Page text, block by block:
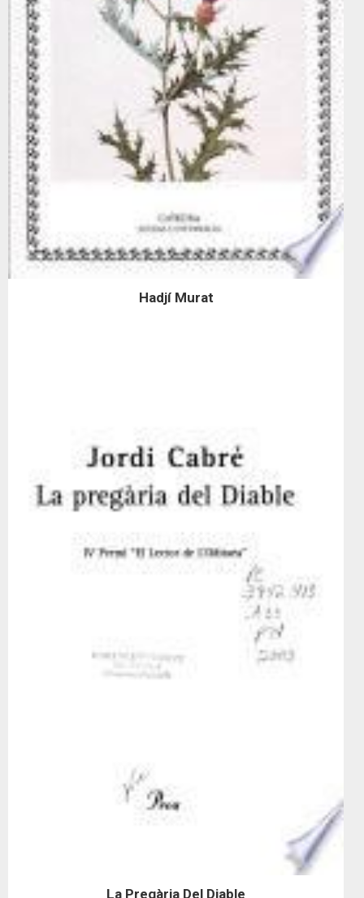
Hadjí Murat
La Pregària Del Diable